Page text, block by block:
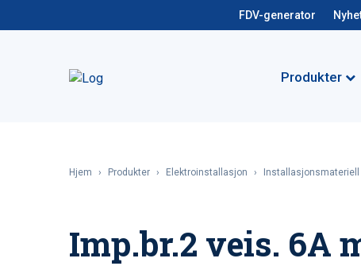
FDV-generator
Produkter
Hjem › Produkter › Elektroinstallasjon › Installasjonsmateriell
Imp.br.2 veis. 6A